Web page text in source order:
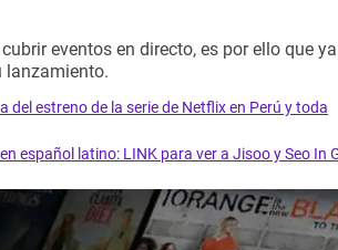
eventos en directo, es por ello que ya
lanzamiento.
estreno de la serie de Netflix en Perú y toda
español latino: LINK para ver a Jisoo y Seo In